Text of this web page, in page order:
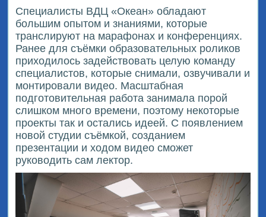
Специалисты ВДЦ «Океан» обладают
большим опытом и знаниями, которые
транслируют на марафонах и конференциях.
Ранее для съёмки образовательных роликов
приходилось задействовать целую команду
специалистов, которые снимали, озвучивали и
монтировали видео. Масштабная
подготовительная работа занимала порой
слишком много времени, поэтому некоторые
проекты так и остались идеей. С появлением
новой студии съёмкой, созданием
презентации и ходом видео сможет
руководить сам лектор.